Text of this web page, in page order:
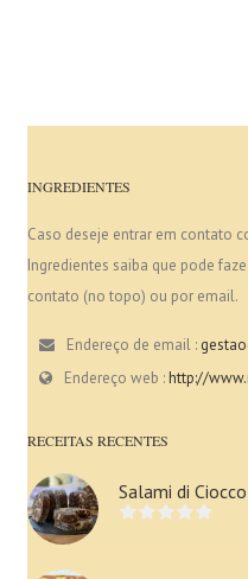
INGREDIENTES
Caso deseje entrar em contato
Ingredientes saiba que pode
contato (no topo) ou por email.
Endereço de email :
Endereço web :http://
RECEITAS RECENTES
Salami di